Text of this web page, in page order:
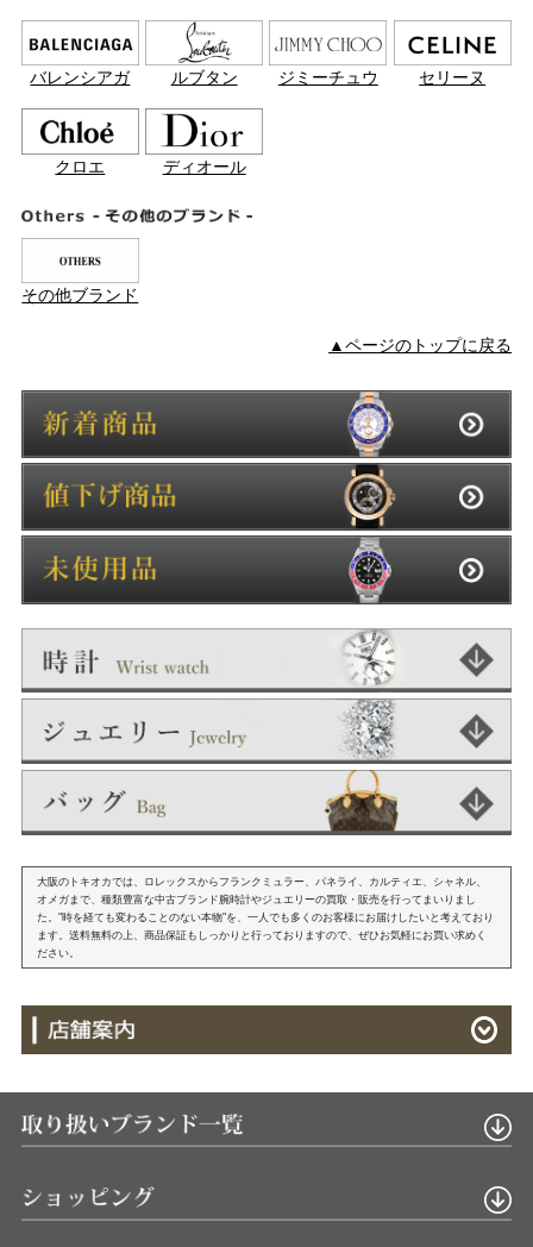
バレンシアガ ルブタン ジミーチュウ セリーヌ
クロエ ディオール
その他ブランド
▲ページのトップに戻る
大阪のトキオカでは、ロレックスからフランクミュラー、パネライ、カルティエ、シャネル、
オメガまで、種類豊富な中古ブランド腕時計やジュエリーの買取・販売を行ってまいりまし
た。"時を経ても変わることのない本物"を、一人でも多くのお客様にお届けしたいと考えており
ます。送料無料の上、商品保証もしっかりと行っておりますので、ぜひお気軽にお買い求めく
ださい。